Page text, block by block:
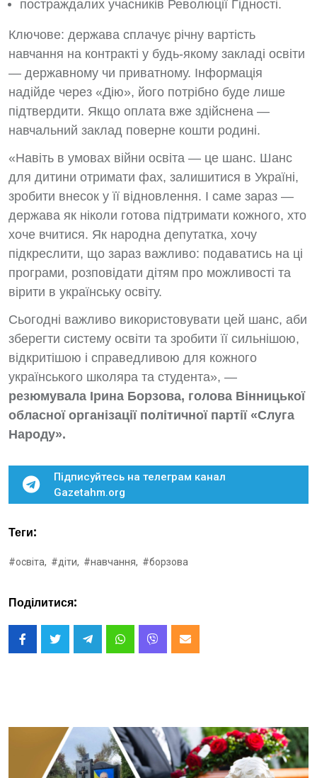
постраждалих учасників Революції Гідності.
Ключове: держава сплачує річну вартість
навчання на контракті у будь-якому закладі освіти
— державному чи приватному. Інформація
надійде через «Дію», його потрібно буде лише
підтвердити. Якщо оплата вже здійснена —
навчальний заклад поверне кошти родині.
«Навіть в умовах війни освіта — це шанс. Шанс
для дитини отримати фах, залишитися в Україні,
зробити внесок у її відновлення. І саме зараз —
держава як ніколи готова підтримати кожного, хто
хоче вчитися. Як народна депутатка, хочу
підкреслити, що зараз важливо: подаватись на ці
програми, розповідати дітям про можливості та
вірити в українську освіту.
Сьогодні важливо використовувати цей шанс, аби
зберегти систему освіти та зробити її сильнішою,
відкритішою і справедливою для кожного
українського школяра та студента», —
резюмувала Ірина Борзова, голова Вінницької
обласної організації політичної партії «Слуга
Народу».
Підписуйтесь на телеграм канал
Gazetahm.org
Теги:
#освіта, #діти, #навчання, #борзова
Поділитися: